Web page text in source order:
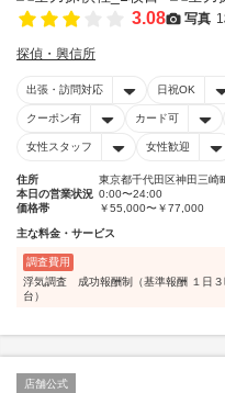
3.08 写真
探偵・興信所
出張・訪問対応 日祝OK
クーポン有 カード可
女性スタッフ 女性歓迎
住所
東京都千代田区神田三
本日の営業状況 0:00〜24:00
価格帯
￥55,000〜￥77,000
主な料金・サービス
調査費用
浮気調査 成功報酬制（基準報酬 １日３
台）
店舗公式